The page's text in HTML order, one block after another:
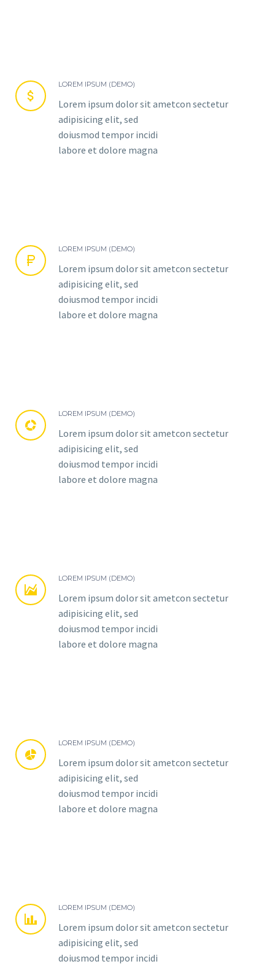


LOREM IPSUM (DEMO)
Lorem ipsum dolor sit ametcon sectetur
adipisicing elit, sed
doiusmod tempor incidi
labore et dolore magna


LOREM IPSUM (DEMO)
Lorem ipsum dolor sit ametcon sectetur
adipisicing elit, sed
doiusmod tempor incidi
labore et dolore magna


LOREM IPSUM (DEMO)
Lorem ipsum dolor sit ametcon sectetur
adipisicing elit, sed
doiusmod tempor incidi
labore et dolore magna


LOREM IPSUM (DEMO)
Lorem ipsum dolor sit ametcon sectetur
adipisicing elit, sed
doiusmod tempor incidi
labore et dolore magna


LOREM IPSUM (DEMO)
Lorem ipsum dolor sit ametcon sectetur
adipisicing elit, sed
doiusmod tempor incidi
labore et dolore magna


LOREM IPSUM (DEMO)
Lorem ipsum dolor sit ametcon sectetur
adipisicing elit, sed
doiusmod tempor incidi